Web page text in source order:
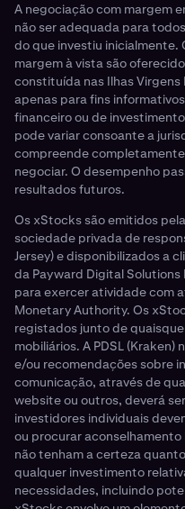
A negociação com margem
não ser adequada para
do que investiu
margem à vista são
constituída nas Ilhas
apenas para fins
financeiro ou de
pode variar consoante a
compreende
negociar. O desempenho
resultados futuros.
Os xStocks são emitidos
sociedade privada de
Jersey) e disponibilizados a
da Payward Digital Solutions
para exercer atividade com
Monetary Authority. Os
registados junto de
mobiliários. A PDSL
e/ou recomendações sobre
comunicação, através de
website ou outros, deverá
investidores individuais
ou procurar
não tenham a certeza
qualquer investimento
necessidades, incluindo